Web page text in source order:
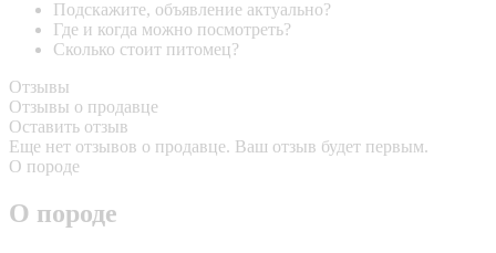
Подскажите, объявление актуально?
Где и когда можно посмотреть?
Сколько стоит питомец?
Отзывы
Отзывы о продавце
Оставить отзыв
Еще нет отзывов о продавце. Ваш отзыв будет первым.
О породе
О породе